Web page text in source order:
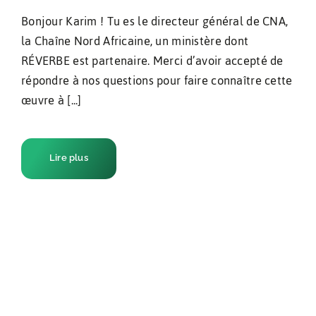
Bonjour Karim ! Tu es le directeur général de CNA,
la Chaîne Nord Africaine, un ministère dont
RÉVERBE est partenaire. Merci d’avoir accepté de
répondre à nos questions pour faire connaître cette
œuvre à [...]
Lire plus